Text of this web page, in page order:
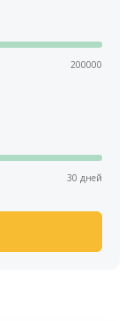
200000
30 дней